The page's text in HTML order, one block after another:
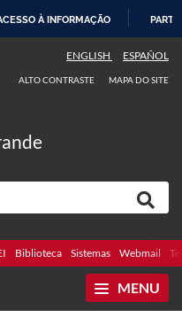
À INFORMAÇÃO
ENGLISH ESPAÑOL
ALTO CONTRASTE MAPA DO SITE
Biblioteca Sistemas Webmail
MENU